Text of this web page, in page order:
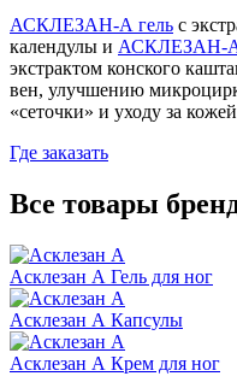
АСКЛЕЗАН-А гель с
календулы и АСКЛЕЗАН-
экстрактом конского
вен, улучшению
«сеточки» и уходу за
Где заказать
Все товары
Асклезан А Гель для ног
Асклезан А Капсулы
Асклезан А Крем для ног